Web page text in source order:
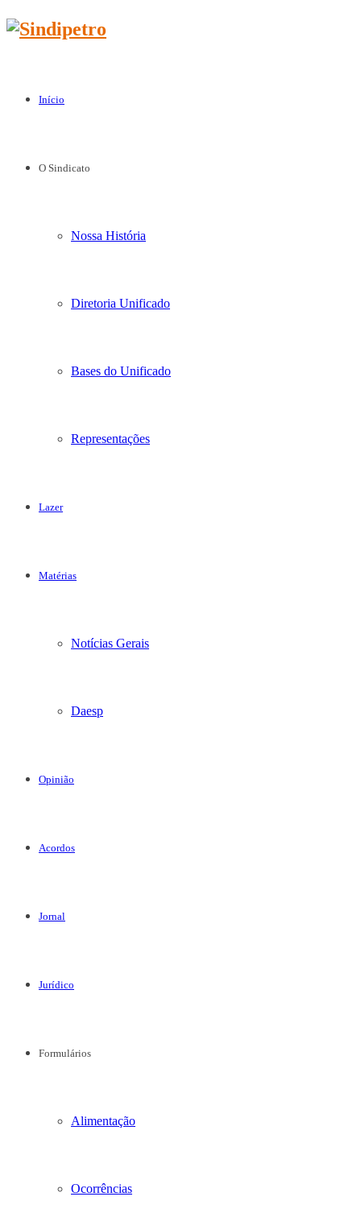
Início
O Sindicato
Nossa História
Diretoria Unificado
Bases do Unificado
Representações
Lazer
Matérias
Notícias Gerais
Daesp
Opinião
Acordos
Jornal
Jurídico
Formulários
Alimentação
Ocorrências